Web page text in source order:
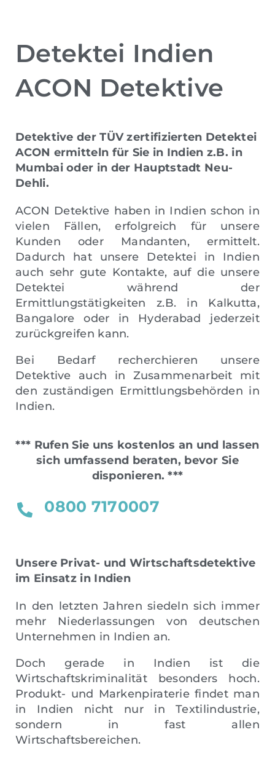
Detektei Indien
ACON Detektive
Detektive der TÜV zertifizierten Detektei
ACON ermitteln für Sie in Indien z.B. in
Mumbai oder in der Hauptstadt Neu-
Dehli.
ACON Detektive haben in Indien schon in
vielen Fällen, erfolgreich für unsere
Kunden oder Mandanten, ermittelt.
Dadurch hat unsere Detektei in Indien
auch sehr gute Kontakte, auf die unsere
Detektei während der
Ermittlungstätigkeiten z.B. in Kalkutta,
Bangalore oder in Hyderabad jederzeit
zurückgreifen kann.
Bei Bedarf recherchieren unsere
Detektive auch in Zusammenarbeit mit
den zuständigen Ermittlungsbehörden in
Indien.
*** Rufen Sie uns kostenlos an und lassen
sich umfassend beraten, bevor Sie
disponieren. ***
0800 7170007
Unsere Privat- und Wirtschaftsdetektive
im Einsatz in Indien
In den letzten Jahren siedeln sich immer
mehr Niederlassungen von deutschen
Unternehmen in Indien an.
Doch gerade in Indien ist die
Wirtschaftskriminalität besonders hoch.
Produkt- und Markenpiraterie findet man
in Indien nicht nur in Textilindustrie,
sondern in fast allen
Wirtschaftsbereichen.